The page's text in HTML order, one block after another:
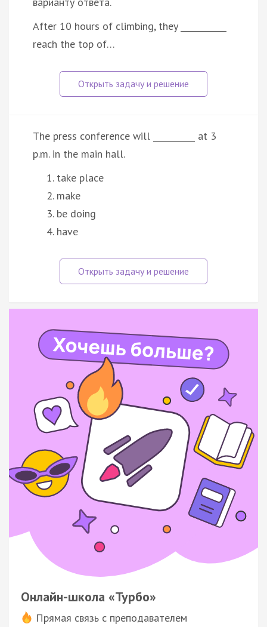
After 10 hours of climbing, they ___________
reach the top of…
The press conference will __________ at 3
p.m. in the main hall.
take place
make
be doing
have
Онлайн-школа «Турбо»
Прямая связь с преподавателем